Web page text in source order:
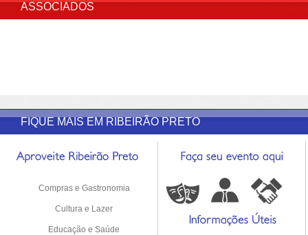
ASSOCIADOS
FIQUE MAIS EM RIBEIRÃO PRETO
Compras e Gastronomia
Cultura e Lazer
Educação e Saúde